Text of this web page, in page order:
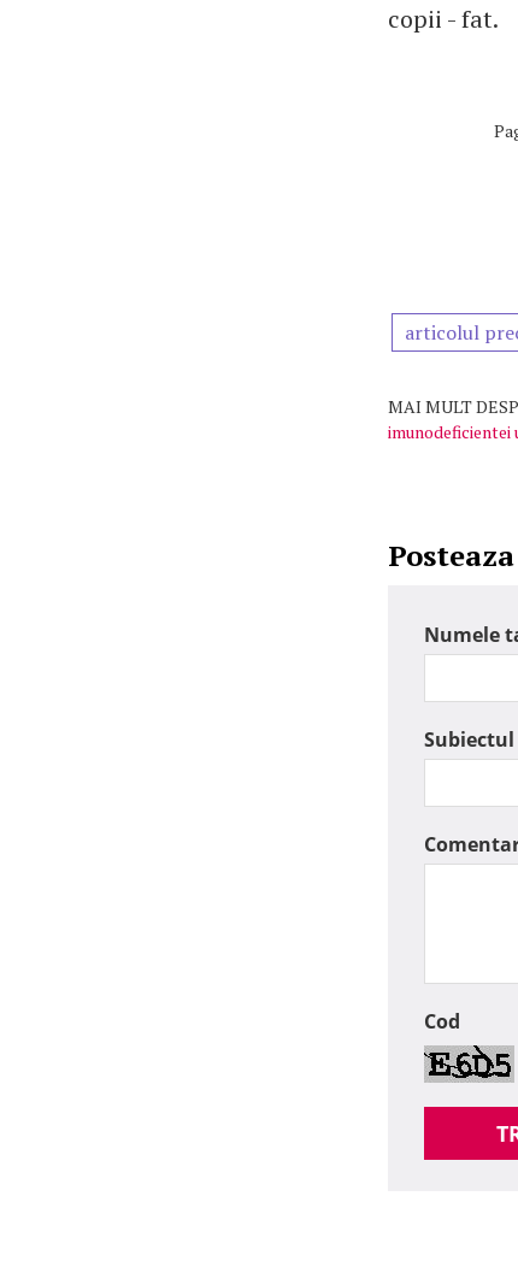
copii - fat.
articolul
MAI MULT
imunodeficientei
Numele
Cod